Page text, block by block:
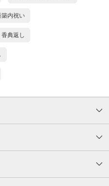
築内祝い
香典返し